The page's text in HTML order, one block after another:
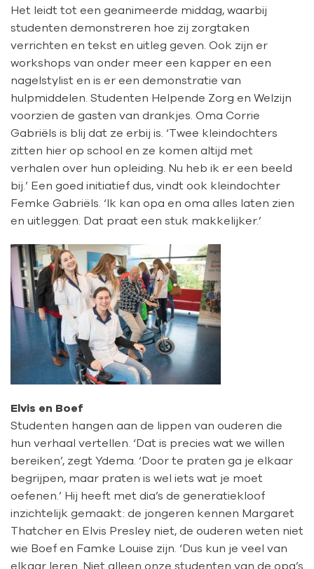
Het leidt tot een geanimeerde middag, waarbij
studenten demonstreren hoe zij zorgtaken
verrichten en tekst en uitleg geven. Ook zijn er
workshops van onder meer een kapper en een
nagelstylist en is er een demonstratie van
hulpmiddelen. Studenten Helpende Zorg en Welzijn
voorzien de gasten van drankjes. Oma Corrie
Gabriëls is blij dat ze erbij is. ‘Twee kleindochters
zitten hier op school en ze komen altijd met
verhalen over hun opleiding. Nu heb ik er een beeld
bij.’ Een goed initiatief dus, vindt ook kleindochter
Femke Gabriëls. ‘Ik kan opa en oma alles laten zien
en uitleggen. Dat praat een stuk makkelijker.’
Elvis en Boef
Studenten hangen aan de lippen van ouderen die
hun verhaal vertellen. ‘Dat is precies wat we willen
bereiken’, zegt Ydema. ‘Door te praten ga je elkaar
begrijpen, maar praten is wel iets wat je moet
oefenen.’ Hij heeft met dia’s de generatiekloof
inzichtelijk gemaakt: de jongeren kennen Margaret
Thatcher en Elvis Presley niet, de ouderen weten niet
wie Boef en Famke Louise zijn. ‘Dus kun je veel van
elkaar leren. Niet alleen onze studenten van de opa’s